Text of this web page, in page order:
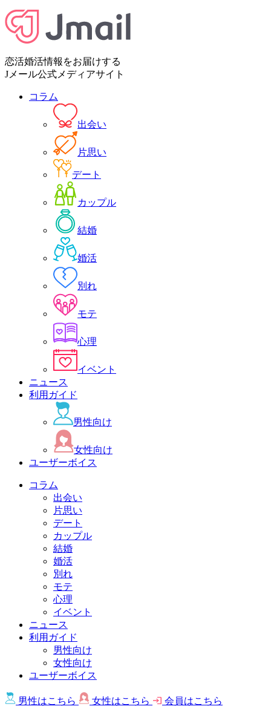
恋活婚活情報をお届けする
Jメール公式メディアサイト
コラム
出会い
片思い
デート
カップル
結婚
婚活
別れ
モテ
心理
イベント
ニュース
利用ガイド
男性向け
女性向け
ユーザーボイス
コラム
出会い
片思い
デート
カップル
結婚
婚活
別れ
モテ
心理
イベント
ニュース
利用ガイド
男性向け
女性向け
ユーザーボイス
男性はこちら 女性はこちら 会員はこちら